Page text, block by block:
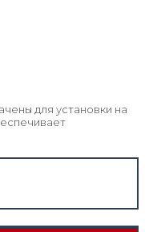
для установки на